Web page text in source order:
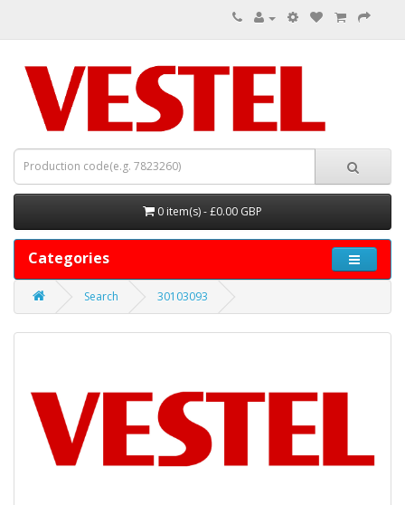
0 item(s) - £0.00 GBP
Categories
Search 30103093